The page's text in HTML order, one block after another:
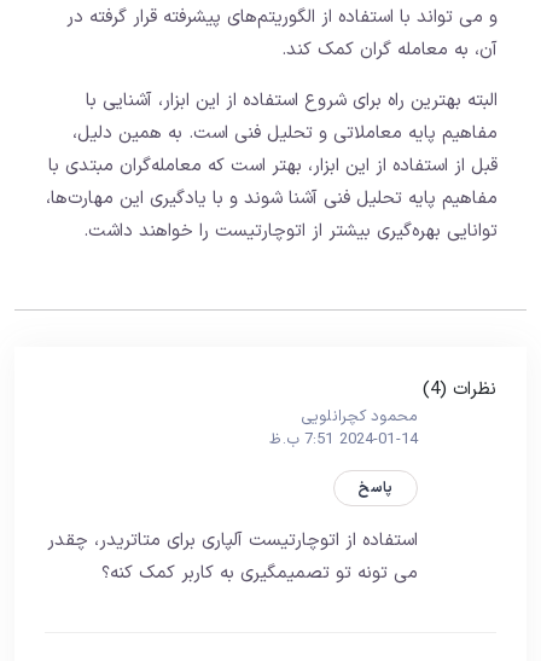
و می تواند با استفاده از الگوریتم‌های پیشرفته قرار گرفته در
آن، به معامله گران کمک کند.
البته بهترین راه برای شروع استفاده از این ابزار، آشنایی با
مفاهیم پایه معاملاتی و تحلیل فنی است. به همین دلیل،
قبل از استفاده از این ابزار، بهتر است که معامله‌گران مبتدی با
مفاهیم پایه تحلیل فنی آشنا شوند و با یادگیری این مهارت‌ها،
توانایی بهره‌گیری بیشتر از اتوچارتیست را خواهند داشت.
نظرات (4)
محمود کچرانلویی
2024-01-14 7:51 ب.ظ
پاسخ
استفاده از اتوچارتیست آلپاری برای متاتریدر، چقدر
می تونه تو تصمیمگیری به کاربر کمک کنه؟